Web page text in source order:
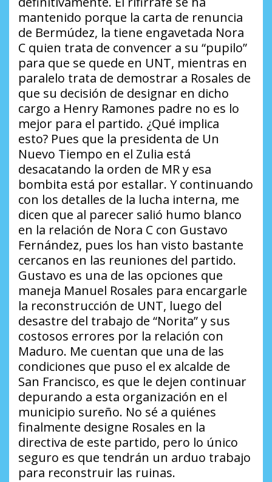
mantenido porque la carta de renuncia
de Bermúdez, la tiene engavetada Nora
C quien trata de convencer a su “pupilo”
para que se quede en UNT, mientras en
paralelo trata de demostrar a Rosales de
que su decisión de designar en dicho
cargo a Henry Ramones padre no es lo
mejor para el partido. ¿Qué implica
esto? Pues que la presidenta de Un
Nuevo Tiempo en el Zulia está
desacatando la orden de MR y esa
bombita está por estallar. Y continuando
con los detalles de la lucha interna, me
dicen que al parecer salió humo blanco
en la relación de Nora C con Gustavo
Fernández, pues los han visto bastante
cercanos en las reuniones del partido.
Gustavo es una de las opciones que
maneja Manuel Rosales para encargarle
la reconstrucción de UNT, luego del
desastre del trabajo de “Norita” y sus
costosos errores por la relación con
Maduro. Me cuentan que una de las
condiciones que puso el ex alcalde de
San Francisco, es que le dejen continuar
depurando a esta organización en el
municipio sureño. No sé a quiénes
finalmente designe Rosales en la
directiva de este partido, pero lo único
seguro es que tendrán un arduo trabajo
para reconstruir las ruinas.